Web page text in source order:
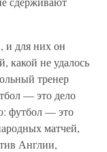
и для них он
какой не удалось
тренер
— это дело
футбол — это
матчей,
Англии,